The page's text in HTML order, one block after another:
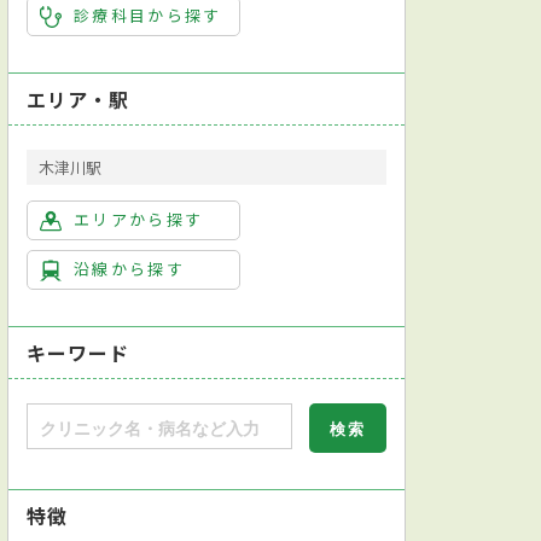
診療科目から探す
エリア・駅
木津川駅
エリアから探す
沿線から探す
キーワード
特徴